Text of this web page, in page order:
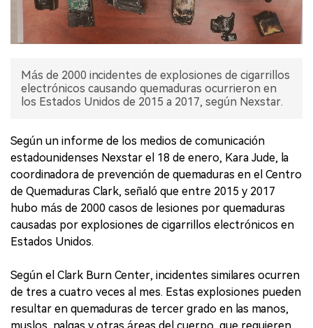
Más de 2000 incidentes de explosiones de cigarrillos
electrónicos causando quemaduras ocurrieron en
los Estados Unidos de 2015 a 2017, según Nexstar.
Según un informe de los medios de comunicación
estadounidenses Nexstar el 18 de enero, Kara Jude, la
coordinadora de prevención de quemaduras en el Centro
de Quemaduras Clark, señaló que entre 2015 y 2017
hubo más de 2000 casos de lesiones por quemaduras
causadas por explosiones de cigarrillos electrónicos en
Estados Unidos.
Según el Clark Burn Center, incidentes similares ocurren
de tres a cuatro veces al mes. Estas explosiones pueden
resultar en quemaduras de tercer grado en las manos,